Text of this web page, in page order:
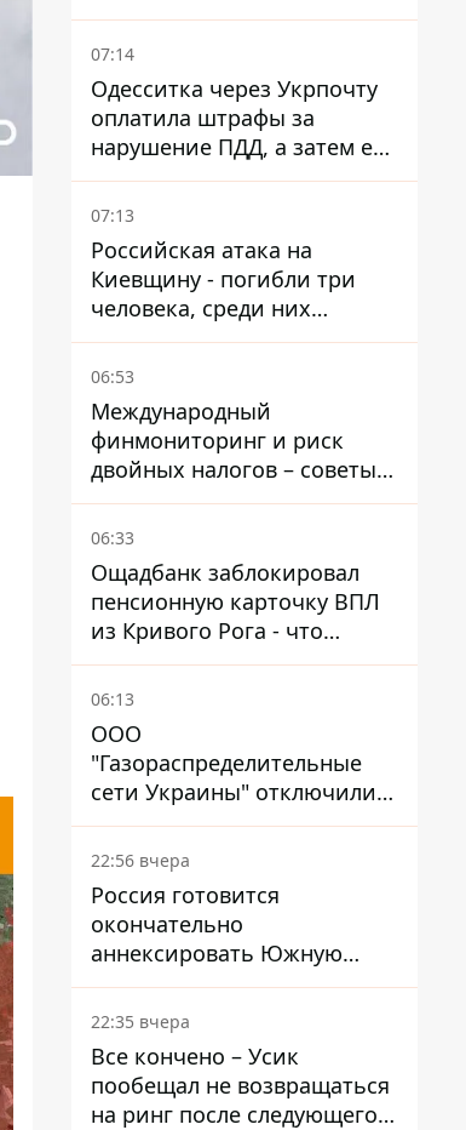
07:14
Одесситка через Укрпочту
оплатила штрафы за
нарушение ПДД, а затем ее
счета заблокировали - в
чем причина и что решил
07:13
Российская атака на
Киевщину - погибли три
человека, среди них
ребенок 2022 года
рождения
06:53
Международный
финмониторинг и риск
двойных налогов – советы
украинцам в Польше
06:33
Ощадбанк заблокировал
пенсионную карточку ВПЛ
из Кривого Рога - что
решил суд
06:13
ООО
"Газораспределительные
сети Украины" отключили
львовянке газ - что решил
суд
22:56 вчера
Россия готовится
окончательно
аннексировать Южную
Осетию – страны НАТО
обеспокоены
22:35 вчера
Все кончено – Усик
пообещал не возвращаться
на ринг после следующего